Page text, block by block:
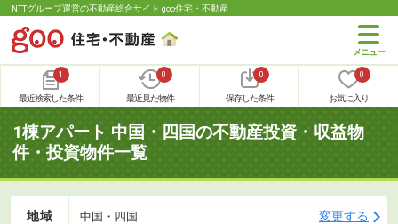
NTTグループ運営の不動産総合サイト goo住宅・不動産
1
最近検索した条件
0
最近見た物件
0
保存した条件
0
お気に入り
1棟アパート 中国・四国の不動産投資・収益物
件・投資物件一覧
地域 中国・四国 変更する